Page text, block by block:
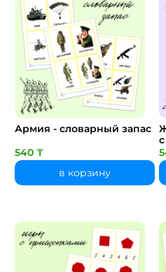
Армия - словарный запас
540 ₸
в корзину